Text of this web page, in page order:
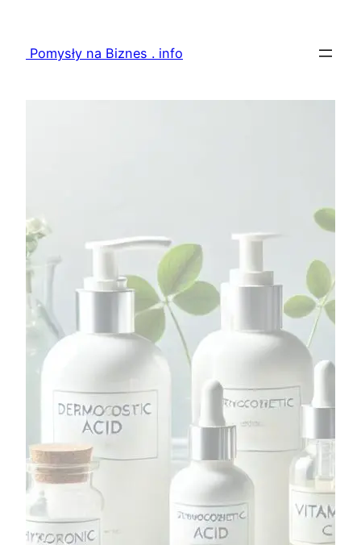
treściPomysły na Biznes . info